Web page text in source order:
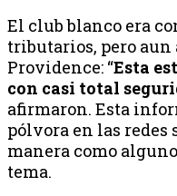
El club blanco era
tributarios, pero aun
Providence: “Esta
con casi total
afirmaron. Esta
pólvora en las
manera como
tema.